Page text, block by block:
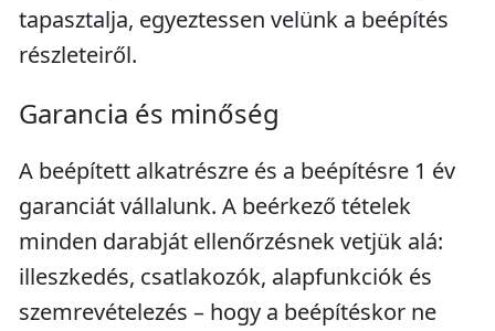
tapasztalja, egyeztessen velünk a beépítés
részleteiről.
Garancia és minőség
A beépített alkatrészre és a beépítésre 1 év
garanciát vállalunk. A beérkező tételek
minden darabját ellenőrzésnek vetjük alá:
illeszkedés, csatlakozók, alapfunkciók és
szemrevételezés – hogy a beépítéskor ne